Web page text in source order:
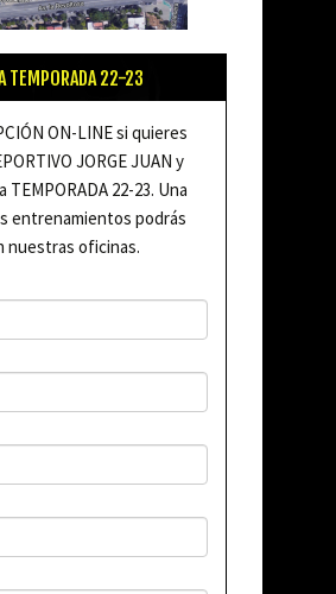
TEMPORADA 22-23
ON-LINE si quieres
JORGE JUAN y
22-23. Una
entrenamientos podrás
nuestras oficinas.